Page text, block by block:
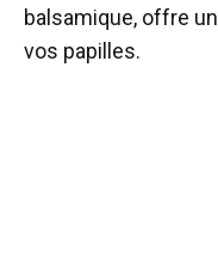
balsamique, offre
vos papilles.